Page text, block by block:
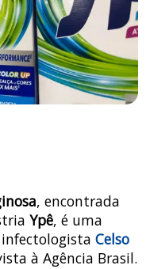
, encontrada
Ypê, é uma
Celso
à Agência Brasil.